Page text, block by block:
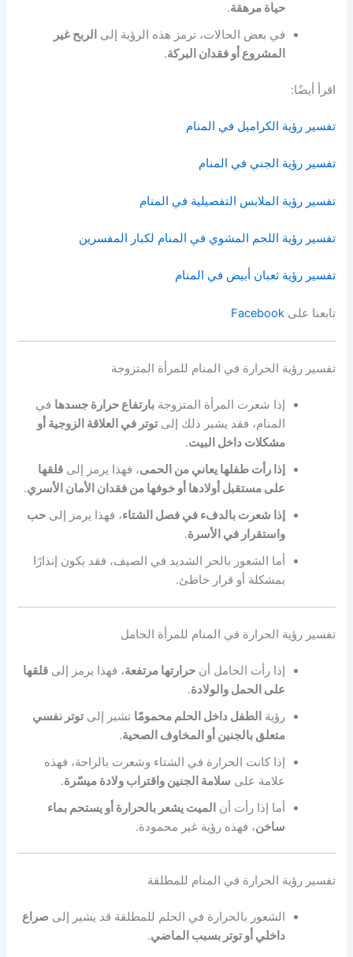
حياة مرهقة.
في بعض الحالات، ترمز هذه الرؤية إلى الربح غير
المشروع أو فقدان البركة.
اقرأ أيضًا:
تفسير رؤية الكراميل في المنام
تفسير رؤية الجني في المنام
تفسير رؤية الملابس التفصيلية في المنام
تفسير رؤية اللحم المشوي في المنام لكبار المفسرين
تفسير رؤية ثعبان أبيض في المنام
تابعنا علىFacebook
تفسير رؤية الحرارة في المنام للمرأة المتزوجة
إذا شعرت المرأة المتزوجةبارتفاع حرارة جسدها في
المنام، فقد يشير ذلك إلىتوتر في العلاقة الزوجية أو
مشكلات داخل البيت.
إذا رأت طفلها يعاني من الحمى، فهذا يرمز إلىقلقها
على مستقبل أولادها أو خوفها من فقدان الأمان الأسري.
إذا شعرت بالدفء في فصل الشتاء، فهذا يرمز إلىحب
واستقرار في الأسرة.
أما الشعور بالحر الشديد في الصيف، فقد يكون إنذارًا
بمشكلة أو قرار خاطئ.
تفسير رؤية الحرارة في المنام للمرأة الحامل
إذا رأت الحامل أنحرارتها مرتفعة، فهذا يرمز إلىقلقها
على الحمل والولادة.
رؤية الطفل داخل الحلم محمومًا تشير إلىتوتر نفسي
متعلق بالجنين أو المخاوف الصحية.
إذا كانت الحرارة في الشتاء وشعرت بالراحة، فهذه
علامة على سلامة الجنين واقتراب ولادة ميسّرة.
أما إذا رأت أن الميت يشعر بالحرارة أو يستحم بماء
ساخن، فهذه رؤية غير محمودة.
تفسير رؤية الحرارة في المنام للمطلقة
الشعور بالحرارة في الحلم للمطلقة قد يشير إلى صراع
داخلي أو توتر بسبب الماضي.